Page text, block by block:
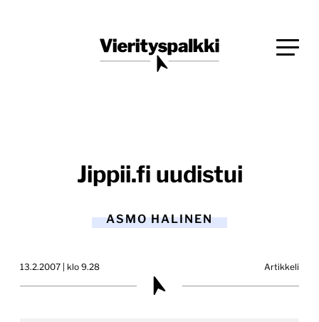
Vierityspalkki.fi
Jippii.fi uudistui
ASMO HALINEN
13.2.2007 | klo 9.28 Artikkeli